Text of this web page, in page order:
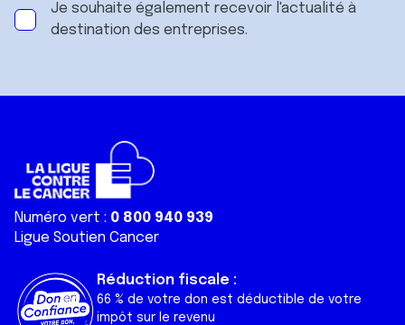
Je souhaite également recevoir l'actualité à
destination des entreprises.
Numéro vert : 0 800 940 939
Ligue Soutien Cancer
Réduction fiscale :
66 % de votre don est déductible de votre
impôt sur le revenu